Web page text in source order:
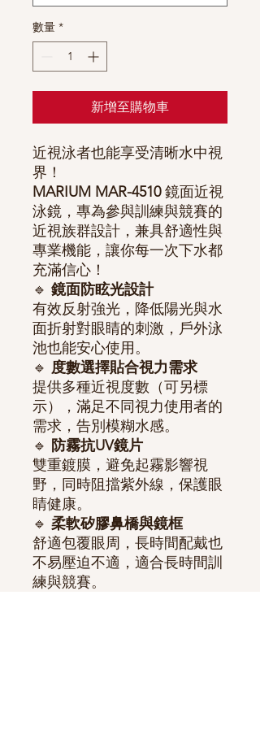
數量 *
新增至購物車
近視泳者也能享受清晰水中視
界！
MARIUM MAR-4510鏡面近視
泳鏡，專為參與訓練與競賽的
近視族群設計，兼具舒適性與
專業機能，讓你每一次下水都
充滿信心！
🔹 鏡面防眩光設計
有效反射強光，降低陽光與水
面折射對眼睛的刺激，戶外泳
池也能安心使用。
🔹 度數選擇貼合視力需求
提供多種近視度數（可另標
示），滿足不同視力使用者的
需求，告別模糊水感。
🔹 防霧抗UV鏡片
雙重鍍膜，避免起霧影響視
野，同時阻擋紫外線，保護眼
睛健康。
🔹 柔軟矽膠鼻橋與鏡框
舒適包覆眼周，長時間配戴也
不易壓迫不適，適合長時間訓
練與競賽。